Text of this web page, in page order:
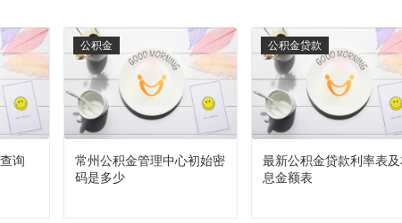
询
常州公积金管理中心初始密
码是多少
公积金
最新公积金贷款利率表
息金额表
公积金贷款